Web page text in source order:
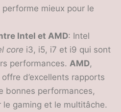
mieux pour le
Intel et AMD: Intel
core i3, i5, i7 et i9 qui sont
performances. AMD,
d’excellents rapports
bonnes performances,
le gaming et le multitâche.